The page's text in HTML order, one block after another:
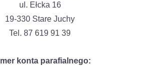
ul. Ełcka 16
19-330 Stare Juchy
Tel. 87 619 91 39
konta parafialnego: